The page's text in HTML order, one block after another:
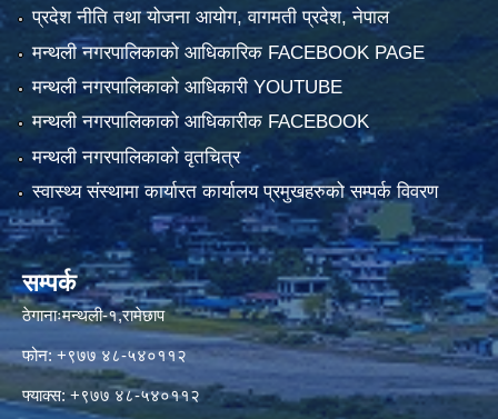
प्रदेश नीति तथा योजना आयोग, वागमती प्रदेश, नेपाल
मन्थली नगरपालिकाको आधिकारिक FACEBOOK PAGE
मन्थली नगरपालिकाको आधिकारी YOUTUBE
मन्थली नगरपालिकाको आधिकारीक FACEBOOK
मन्थली नगरपालिकाको वृतचित्र
स्वास्थ्य संस्थामा कार्यारत कार्यालय प्रमुखहरुको सम्पर्क विवरण
सम्पर्क
ठेगानाःमन्थली-१,रामेछाप
फोन: +९७७ ४८-५४०११२
फ्याक्स: +९७७ ४८-५४०११२